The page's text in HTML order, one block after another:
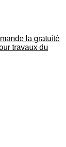
la gratuité
travaux du